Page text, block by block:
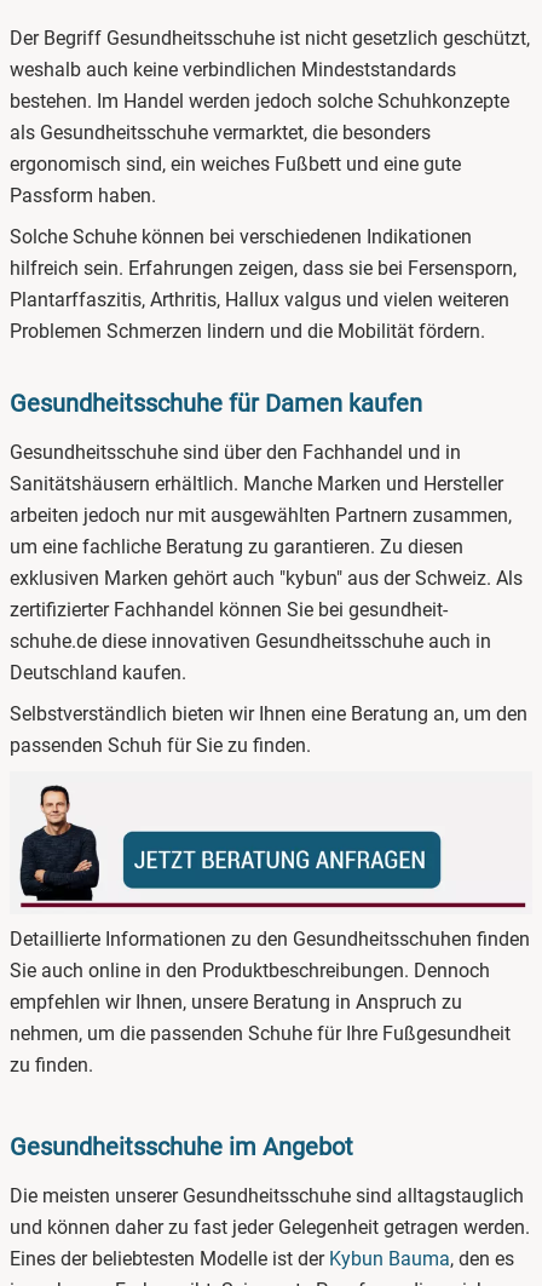
Der Begriff Gesundheitsschuhe ist nicht gesetzlich geschützt,
weshalb auch keine verbindlichen Mindeststandards
bestehen. Im Handel werden jedoch solche Schuhkonzepte
als Gesundheitsschuhe vermarktet, die besonders
ergonomisch sind, ein weiches Fußbett und eine gute
Passform haben.
Solche Schuhe können bei verschiedenen Indikationen
hilfreich sein. Erfahrungen zeigen, dass sie bei Fersensporn,
Plantarffaszitis, Arthritis, Hallux valgus und vielen weiteren
Problemen Schmerzen lindern und die Mobilität fördern.
Gesundheitsschuhe für Damen kaufen
Gesundheitsschuhe sind über den Fachhandel und in
Sanitätshäusern erhältlich. Manche Marken und Hersteller
arbeiten jedoch nur mit ausgewählten Partnern zusammen,
um eine fachliche Beratung zu garantieren. Zu diesen
exklusiven Marken gehört auch "kybun" aus der Schweiz. Als
zertifizierter Fachhandel können Sie bei gesundheit-
schuhe.de diese innovativen Gesundheitsschuhe auch in
Deutschland kaufen.
Selbstverständlich bieten wir Ihnen eine Beratung an, um den
passenden Schuh für Sie zu finden.
Detaillierte Informationen zu den Gesundheitsschuhen finden
Sie auch online in den Produktbeschreibungen. Dennoch
empfehlen wir Ihnen, unsere Beratung in Anspruch zu
nehmen, um die passenden Schuhe für Ihre Fußgesundheit
zu finden.
Gesundheitsschuhe im Angebot
Die meisten unserer Gesundheitsschuhe sind alltagstauglich
und können daher zu fast jeder Gelegenheit getragen werden.
Eines der beliebtesten Modelle ist der Kybun Bauma, den es